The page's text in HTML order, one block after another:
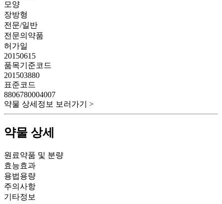
모양
장방형
전문/일반
전문의약품
허가일
20150615
품목기준코드
201503880
표준코드
8806780004007
약물 상세정보 보러가기 >
약물 상세
원료약품 및 분량
효능효과
용법용량
주의사항
기타정보